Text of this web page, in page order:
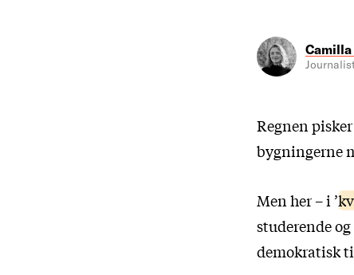
Camilla
Regnen
bygningerne
Men her – i ’
studerende
demokratisk